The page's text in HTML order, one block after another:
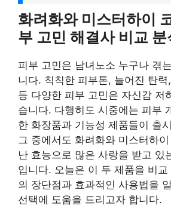
화려화와 미스터하이
부 고민 해결사 비교 분
피부 고민은 남녀노소 누구나 겪
니다. 칙칙한 피부톤, 늘어진 탄
등 다양한 피부 고민은 자신감 저
습니다. 다행히도 시중에는 피부
한 화장품과 기능성 제품들이 출
그 중에서도 화려화와 미스터하
난 효능으로 많은 사랑을 받고 있
입니다. 오늘은 이 두 제품을 비
의 장단점과 효과적인 사용법을
선택에 도움을 드리고자 합니다.